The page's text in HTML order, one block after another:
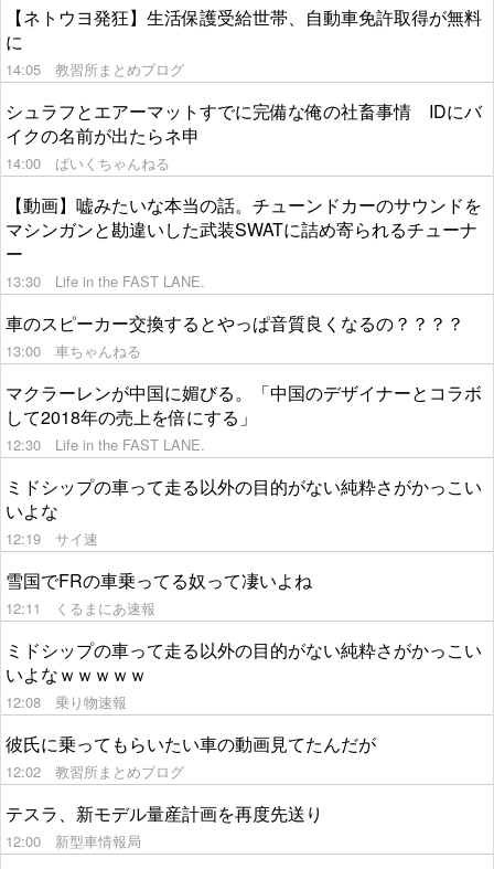
【ネトウヨ発狂】生活保護受給世帯、自動車免許取得が無料
に
14:05 教習所まとめブログ
シュラフとエアーマットすでに完備な俺の社畜事情 IDにバ
イクの名前が出たらネ申
14:00 ばいくちゃんねる
【動画】嘘みたいな本当の話。チューンドカーのサウンドを
マシンガンと勘違いした武装SWATに詰め寄られるチューナ
ー
13:30 Life in the FAST LANE.
車のスピーカー交換するとやっぱ音質良くなるの？？？？
13:00 車ちゃんねる
マクラーレンが中国に媚びる。「中国のデザイナーとコラボ
して2018年の売上を倍にする」
12:30 Life in the FAST LANE.
ミドシップの車って走る以外の目的がない純粋さがかっこい
いよな
12:19 サイ速
雪国でFRの車乗ってる奴って凄いよね
12:11 くるまにあ速報
ミドシップの車って走る以外の目的がない純粋さがかっこい
いよなｗｗｗｗｗ
12:08 乗り物速報
彼氏に乗ってもらいたい車の動画見てたんだが
12:02 教習所まとめブログ
テスラ、新モデル量産計画を再度先送り
12:00 新型車情報局